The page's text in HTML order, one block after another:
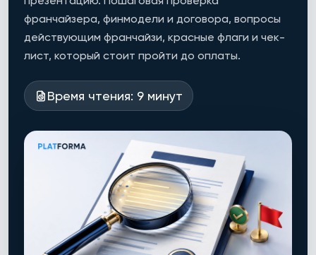
франчайзера, финмодели и договора, вопросы
действующим франчайзи, красные флаги и чек-
лист, который стоит пройти до оплаты.
Время чтения: 9 минут